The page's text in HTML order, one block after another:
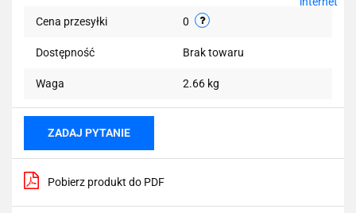
Cena przesyłki 0
Dostępność Brak towaru
Waga 2.66 kg
ZADAJ PYTANIE
Pobierz produkt do PDF